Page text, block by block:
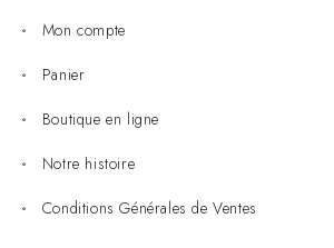
Mon compte
Panier
Boutique en ligne
Notre histoire
Conditions Générales de Ventes